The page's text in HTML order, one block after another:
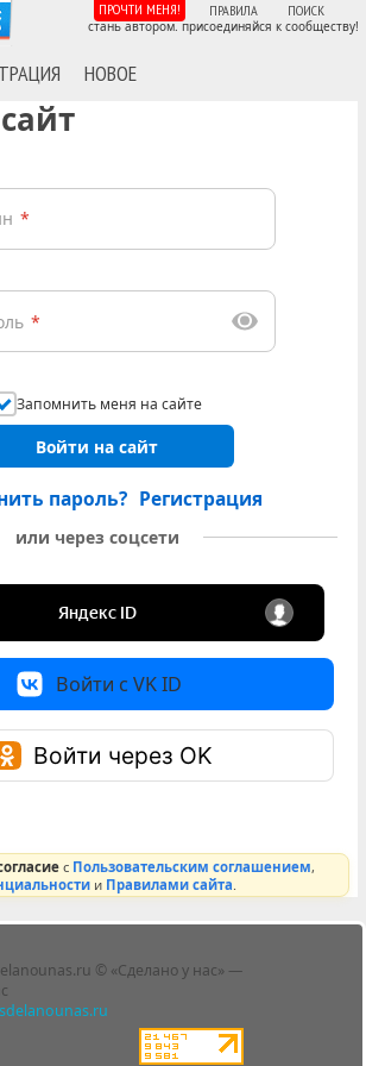
НОВОЕ
ПРОЧТИ МЕНЯ! ПРАВИЛА ПОИСК
стань автором. присоединяйся к сообществу!
*
*
Запомнить меня на сайте
Войти на сайт
пароль? Регистрация
или через соцсети
Войти с VK ID
Войти через OK
с Пользовательским соглашением,
и Правилами сайта
© «Сделано у нас» —